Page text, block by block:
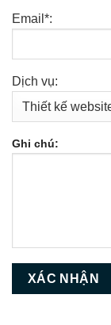
Email*:
Dịch vụ:
Ghi chú: